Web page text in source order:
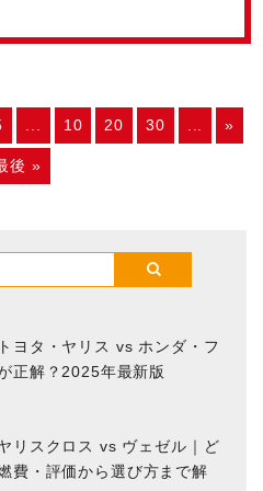
10 20 30 »
後 »
ヨタ・ヤリス vs ホンダ・フ
正解？2025年最新版
リスクロス vs ヴェゼル｜ど
費・評価から選び方まで解